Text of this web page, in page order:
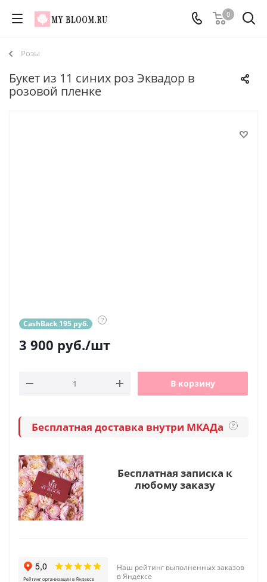
0
Розы
Букет из 11 синих роз Эквадор в
розовой пленке
CashBack 195 руб. ?
3 900 руб./шт
В корзину
Бесплатная доставка внутри МКАДа ?
Бесплатная записка к
любому заказу
Наш рейтинг выполненных заказов
в Яндексе